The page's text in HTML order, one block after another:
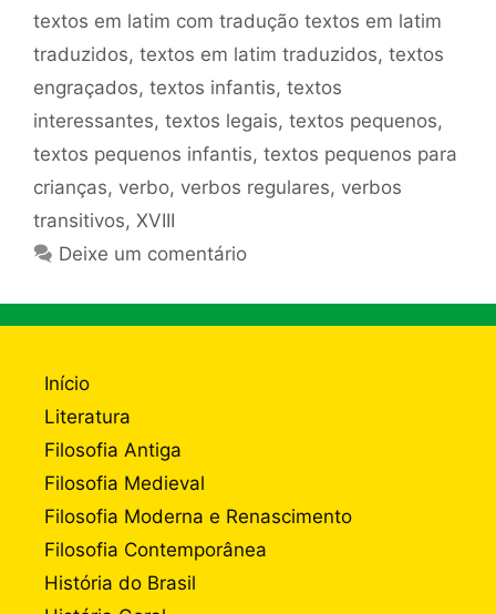
textos em latim com tradução textos em latim
traduzidos, textos em latim traduzidos, textos
engraçados, textos infantis, textos
interessantes, textos legais, textos pequenos,
textos pequenos infantis, textos pequenos para
crianças, verbo, verbos regulares, verbos
transitivos, XVIII
Deixe um comentário
Início
Literatura
Filosofia Antiga
Filosofia Medieval
Filosofia Moderna e Renascimento
Filosofia Contemporânea
História do Brasil